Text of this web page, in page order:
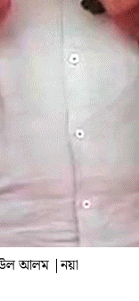
আলম |নয়া